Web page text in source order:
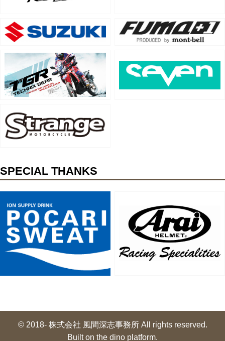
SPECIAL THANKS
© 2018- 株式会社 風間深志事務所 All rights reserved.
Built on the dino platform.